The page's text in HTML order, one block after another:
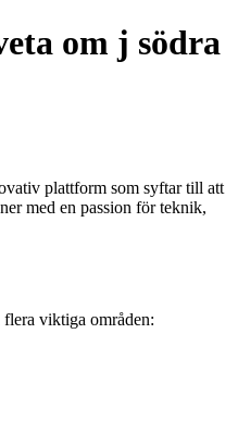
om j södra
plattform som syftar till att
med en passion för teknik,
viktiga områden: